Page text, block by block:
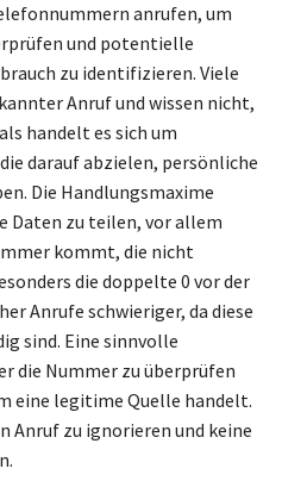
anrufen, um
und potentielle
zu identifizieren. Viele
Anruf und wissen nicht,
handelt es sich um
darauf abzielen, persönliche
Die Handlungsmaxime
Daten zu teilen, vor allem
kommt, die nicht
die doppelte 0 vor der
Anrufe schwieriger, da diese
sind. Eine sinnvolle
die Nummer zu überprüfen
eine legitime Quelle handelt.
Anruf zu ignorieren und keine